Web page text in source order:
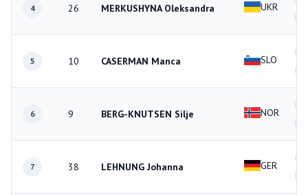
4 26 MERKUSHYNA Oleksandra UKR
5 10 CASERMAN Manca SLO
6 9 BERG-KNUTSEN Silje NOR
7 38 LEHNUNG Johanna GER